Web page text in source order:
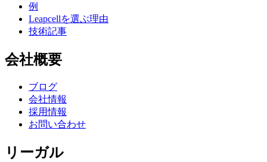
例
Leapcellを選ぶ理由
技術記事
会社概要
ブログ
会社情報
採用情報
お問い合わせ
リーガル